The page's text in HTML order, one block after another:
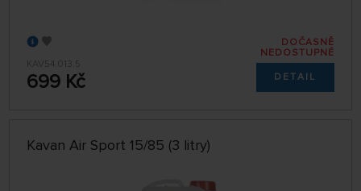
KAV54.013.5
699 Kč
DOČASNĚ
NEDOSTUPNÉ
DETAIL
Kavan Air Sport 15/85 (3 litry)